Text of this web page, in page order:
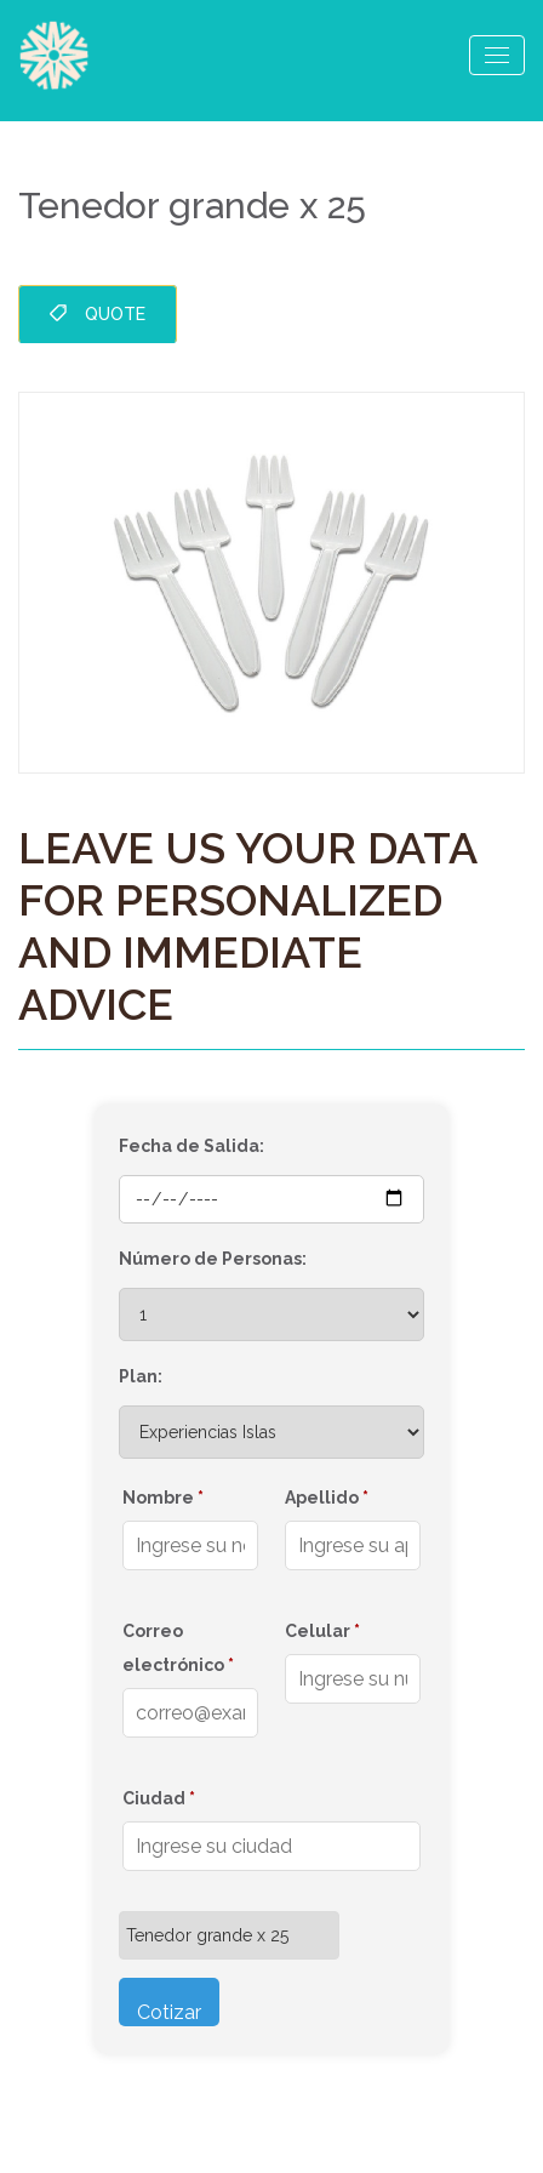
Tenedor grande x 25
QUOTE
LEAVE US YOUR DATA
FOR PERSONALIZED
AND IMMEDIATE
ADVICE
Fecha de Salida:
Número de Personas:
Plan:
Nombre * Apellido *
Correo
electrónico *
Celular *
Ciudad *